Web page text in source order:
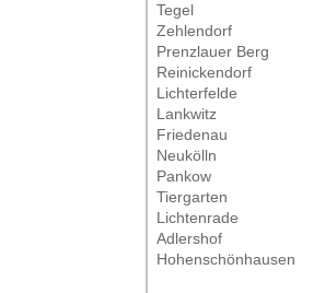
Tegel
Zehlendorf
Prenzlauer Berg
Reinickendorf
Lichterfelde
Lankwitz
Friedenau
Neukölln
Pankow
Tiergarten
Lichtenrade
Adlershof
Hohenschönhausen